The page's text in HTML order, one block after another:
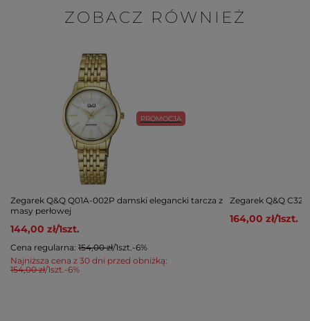
ZOBACZ RÓWNIEŻ
PROMOCJA
Zegarek Q&Q Q01A-002P damski elegancki tarcza z
masy perłowej
144,00 zł/1szt.
Najniższa cena z 30 dni przed obniżką:
154,00 zł/1szt.-6%
Cena regularna: 154,00 zł/1szt.-6%
Zegarek Q&Q
164,00 zł/1szt.